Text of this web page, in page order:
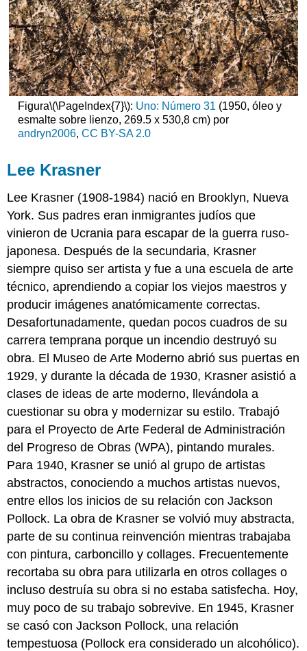
Figura\(\PageIndex{7}\): Uno: Número 31 (1950, óleo y
esmalte sobre lienzo, 269.5 x 530,8 cm) por
andryn2006, CC BY-SA 2.0
Lee Krasner
Lee Krasner (1908-1984) nació en Brooklyn, Nueva
York. Sus padres eran inmigrantes judíos que
vinieron de Ucrania para escapar de la guerra ruso-
japonesa. Después de la secundaria, Krasner
siempre quiso ser artista y fue a una escuela de arte
técnico, aprendiendo a copiar los viejos maestros y
producir imágenes anatómicamente correctas.
Desafortunadamente, quedan pocos cuadros de su
carrera temprana porque un incendio destruyó su
obra. El Museo de Arte Moderno abrió sus puertas en
1929, y durante la década de 1930, Krasner asistió a
clases de ideas de arte moderno, llevándola a
cuestionar su obra y modernizar su estilo. Trabajó
para el Proyecto de Arte Federal de Administración
del Progreso de Obras (WPA), pintando murales.
Para 1940, Krasner se unió al grupo de artistas
abstractos, conociendo a muchos artistas nuevos,
entre ellos los inicios de su relación con Jackson
Pollock. La obra de Krasner se volvió muy abstracta,
parte de su continua reinvención mientras trabajaba
con pintura, carboncillo y collages. Frecuentemente
recortaba su obra para utilizarla en otros collages o
incluso destruía su obra si no estaba satisfecha. Hoy,
muy poco de su trabajo sobrevive. En 1945, Krasner
se casó con Jackson Pollock, una relación
tempestuosa (Pollock era considerado un alcohólico).